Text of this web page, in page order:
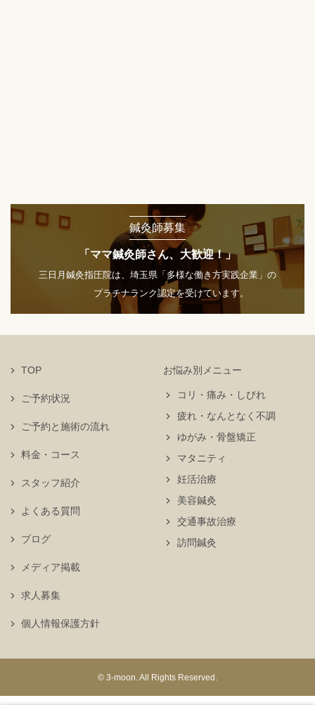
鍼灸師募集
「ママ鍼灸師さん、大歓迎！」
三日月鍼灸指圧院は、埼玉県「多様な働き方実践企業」の
プラチナランク認定を受けています。
TOP
ご予約状況
お悩み別メニュー
コリ・痛み・しびれ
疲れ・なんとなく不調
ゆがみ・骨盤矯正
マタニティ
妊活治療
美容鍼灸
交通事故治療
訪問鍼灸
ご予約と施術の流れ
料金・コース
スタッフ紹介
よくある質問
ブログ
メディア掲載
求人募集
個人情報保護方針
© 3-moon. All Rights Reserved.